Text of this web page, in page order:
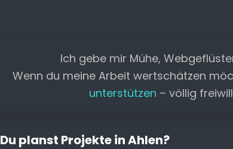
o
o
k
Ich gebe mir Mühe,
Wenn du meine Arbeit wertschätzen
unterstützen – völlig
Du planst Projekte in Ahlen?